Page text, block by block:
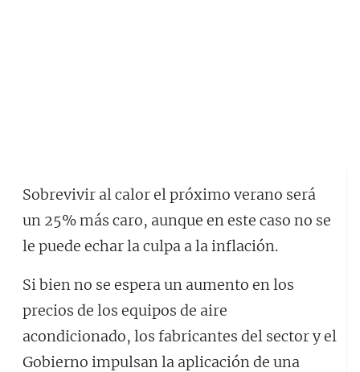
Sobrevivir al calor el próximo verano será
un 25% más caro, aunque en este caso no se
le puede echar la culpa a la inflación.
Si bien no se espera un aumento en los
precios de los equipos de aire
acondicionado, los fabricantes del sector y el
Gobierno impulsan la aplicación de una